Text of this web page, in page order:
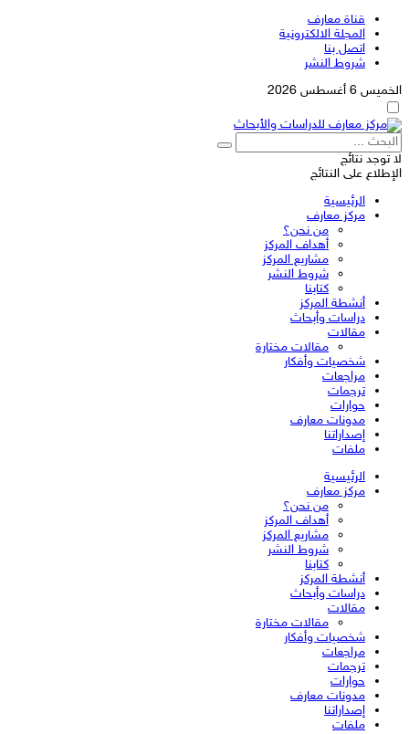
قناة معارف
المجلة الالكترونية
اتصل بنا
شروط النشر
الخميس 6 أغسطس 2026
لا توجد نتائج
الإطلاع على النتائج
الرئيسية
مركز معارف
من نحن؟
أهداف المركز
مشاريع المركز
شروط النشر
كتابنا
أنشطة المركز
دراسات وأبحاث
مقالات
مقالات مختارة
شخصيات وأفكار
مراجعات
ترجمات
حوارات
مدونات معارف
إصداراتنا
ملفات
الرئيسية
مركز معارف
من نحن؟
أهداف المركز
مشاريع المركز
شروط النشر
كتابنا
أنشطة المركز
دراسات وأبحاث
مقالات
مقالات مختارة
شخصيات وأفكار
مراجعات
ترجمات
حوارات
مدونات معارف
إصداراتنا
ملفات